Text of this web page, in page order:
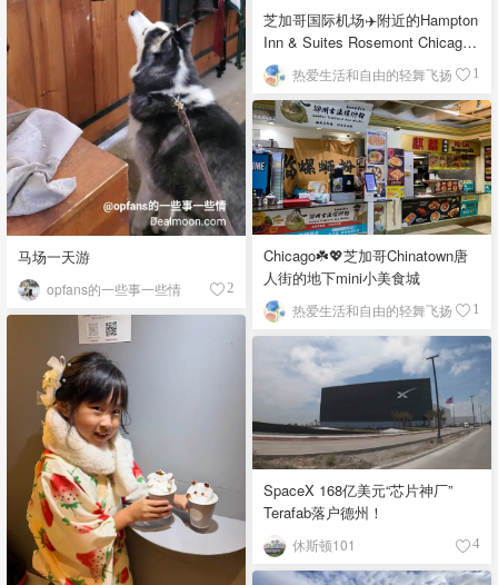
马场一天游
opfans的一些事一些情 2
芝加哥国际机场✈️附近的Hampton
Inn & Suites Rosemont Chicago
O'Hare自助早餐
热爱生活和自由的轻舞飞扬 1
Chicago☘️💖芝加哥Chinatown唐
人街的地下mini小美食城
热爱生活和自由的轻舞飞扬 1
SpaceX 168亿美元“芯片神厂”
Terafab落户德州！
休斯顿101 4